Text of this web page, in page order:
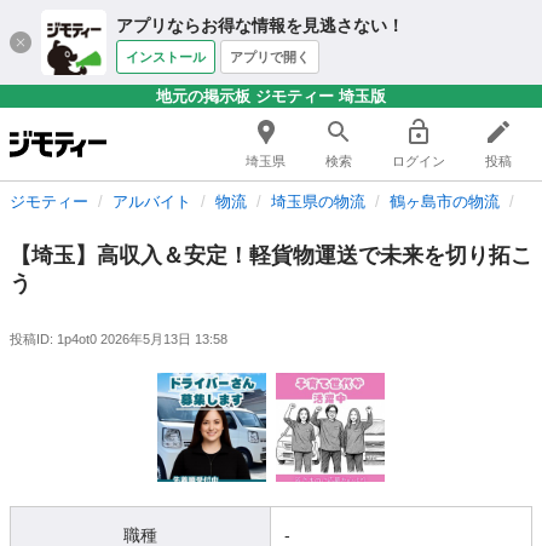
アプリならお得な情報を見逃さない！
インストール アプリで開く
地元の掲示板 ジモティー 埼玉版
埼玉県 検索 ログイン 投稿
ジモティー アルバイト 物流 埼玉県の物流 鶴ヶ島市の物流
【埼玉】⾼収⼊＆安定！軽貨物運送で未来を切り拓こ
う
投稿ID: 1p4ot0 2026年5月13日 13:58
職種 -